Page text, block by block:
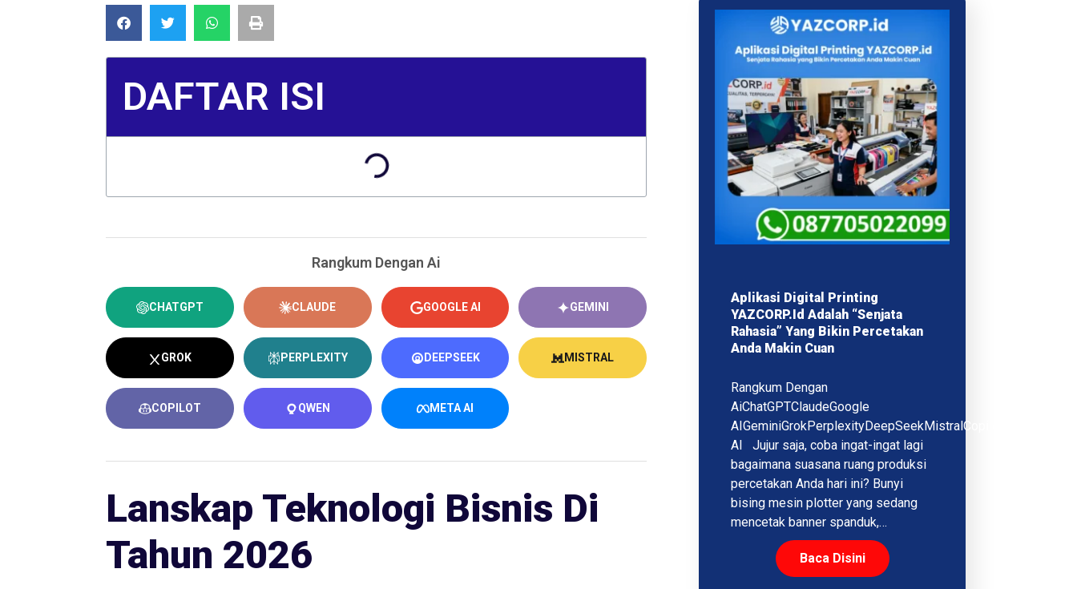
DAFTAR ISI
Rangkum Dengan Ai
CHATGPT CLAUDE GOOGLE AI GEMINI
GROK PERPLEXITY DEEPSEEK MISTRAL
COPILOT QWEN META AI
Lanskap Teknologi Bisnis Di
Tahun 2026
Aplikasi Digital Printing
YAZCORP.id Adalah “Senjata
Rahasia” Yang Bikin Percetakan
Anda Makin Cuan
Rangkum Dengan
AiChatGPTClaudeGoogle
AIGeminiGrokPerplexityDeepSeekMistralCopilotQwenMeta
AI Jujur saja, coba ingat-ingat lagi
bagaimana suasana ruang produksi
percetakan Anda hari ini? Bunyi
bising mesin plotter yang sedang
mencetak banner spanduk,…
Baca Disini